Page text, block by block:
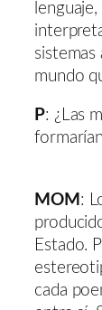
mundo
P: ¿Las
MOM :
Estado.
cada